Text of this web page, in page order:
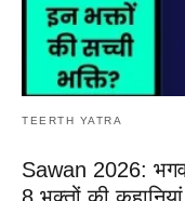
TEERTH YATRA
Sawan 2026: